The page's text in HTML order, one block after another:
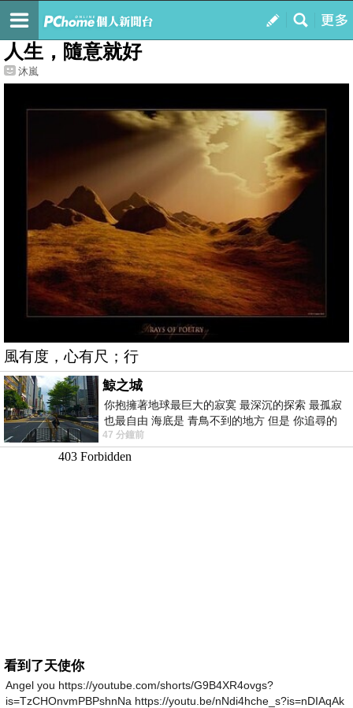
我的
最新文章
人生，隨意就好
沐嵐
風有度，心有尺；行
鯨之城
你抱擁著地球最巨大的寂寞 最深沉的探索 最孤寂
也最自由 海底是 青鳥不到的地方 但是 你追尋的
幸福 可以比珍珠更
47 分鐘前
看到了天使你
Angel you https://youtube.com/shorts/G9B4XR4ovgs?
is=TzCHOnvmPBPshnNa https://youtu.be/nNdi4hche_s?is=nDIAqAk